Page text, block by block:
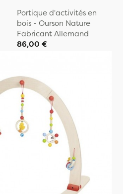
Portique d'activités en
bois - Ourson Nature
Fabricant Allemand
86,00 €